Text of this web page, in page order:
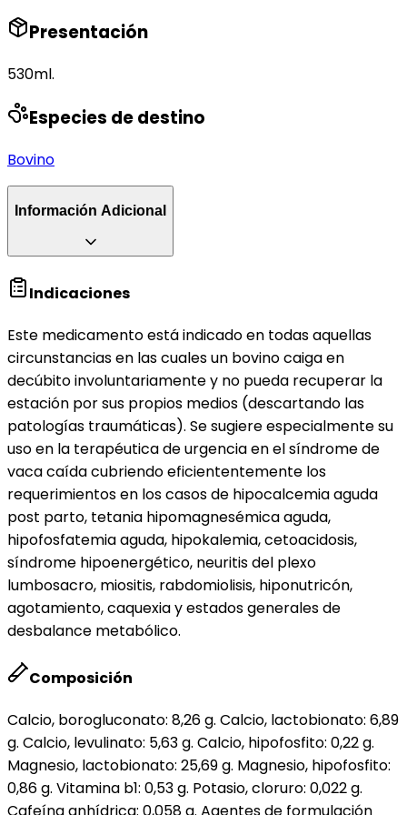
Presentación
530ml.
Especies de destino
Bovino
Información Adicional
Indicaciones
Este medicamento está indicado en todas aquellas
circunstancias en las cuales un bovino caiga en
decúbito involuntariamente y no pueda recuperar la
estación por sus propios medios (descartando las
patologías traumáticas). Se sugiere especialmente su
uso en la terapéutica de urgencia en el síndrome de
vaca caída cubriendo eficiententemente los
requerimientos en los casos de hipocalcemia aguda
post parto, tetania hipomagnesémica aguda,
hipofosfatemia aguda, hipokalemia, cetoacidosis,
síndrome hipoenergético, neuritis del plexo
lumbosacro, miositis, rabdomiolisis, hiponutricón,
agotamiento, caquexia y estados generales de
desbalance metabólico.
Composición
Calcio, borogluconato: 8,26 g. Calcio, lactobionato: 6,89
g. Calcio, levulinato: 5,63 g. Calcio, hipofosfito: 0,22 g.
Magnesio, lactobionato: 25,69 g. Magnesio, hipofosfito:
0,86 g. Vitamina b1: 0,53 g. Potasio, cloruro: 0,022 g.